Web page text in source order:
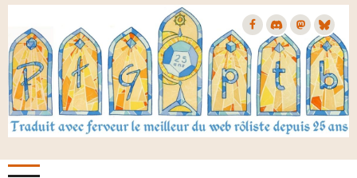
Aller
contenu
principal